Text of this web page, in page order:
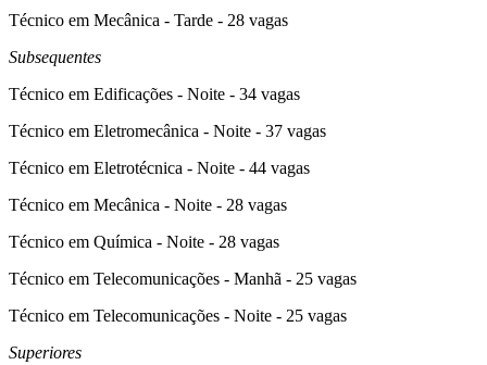
Técnico em Mecânica - Tarde - 28 vagas
Subsequentes
Técnico em Edificações - Noite - 34 vagas
Técnico em Eletromecânica - Noite - 37 vagas
Técnico em Eletrotécnica - Noite - 44 vagas
Técnico em Mecânica - Noite - 28 vagas
Técnico em Química - Noite - 28 vagas
Técnico em Telecomunicações - Manhã - 25 vagas
Técnico em Telecomunicações - Noite - 25 vagas
Superiores